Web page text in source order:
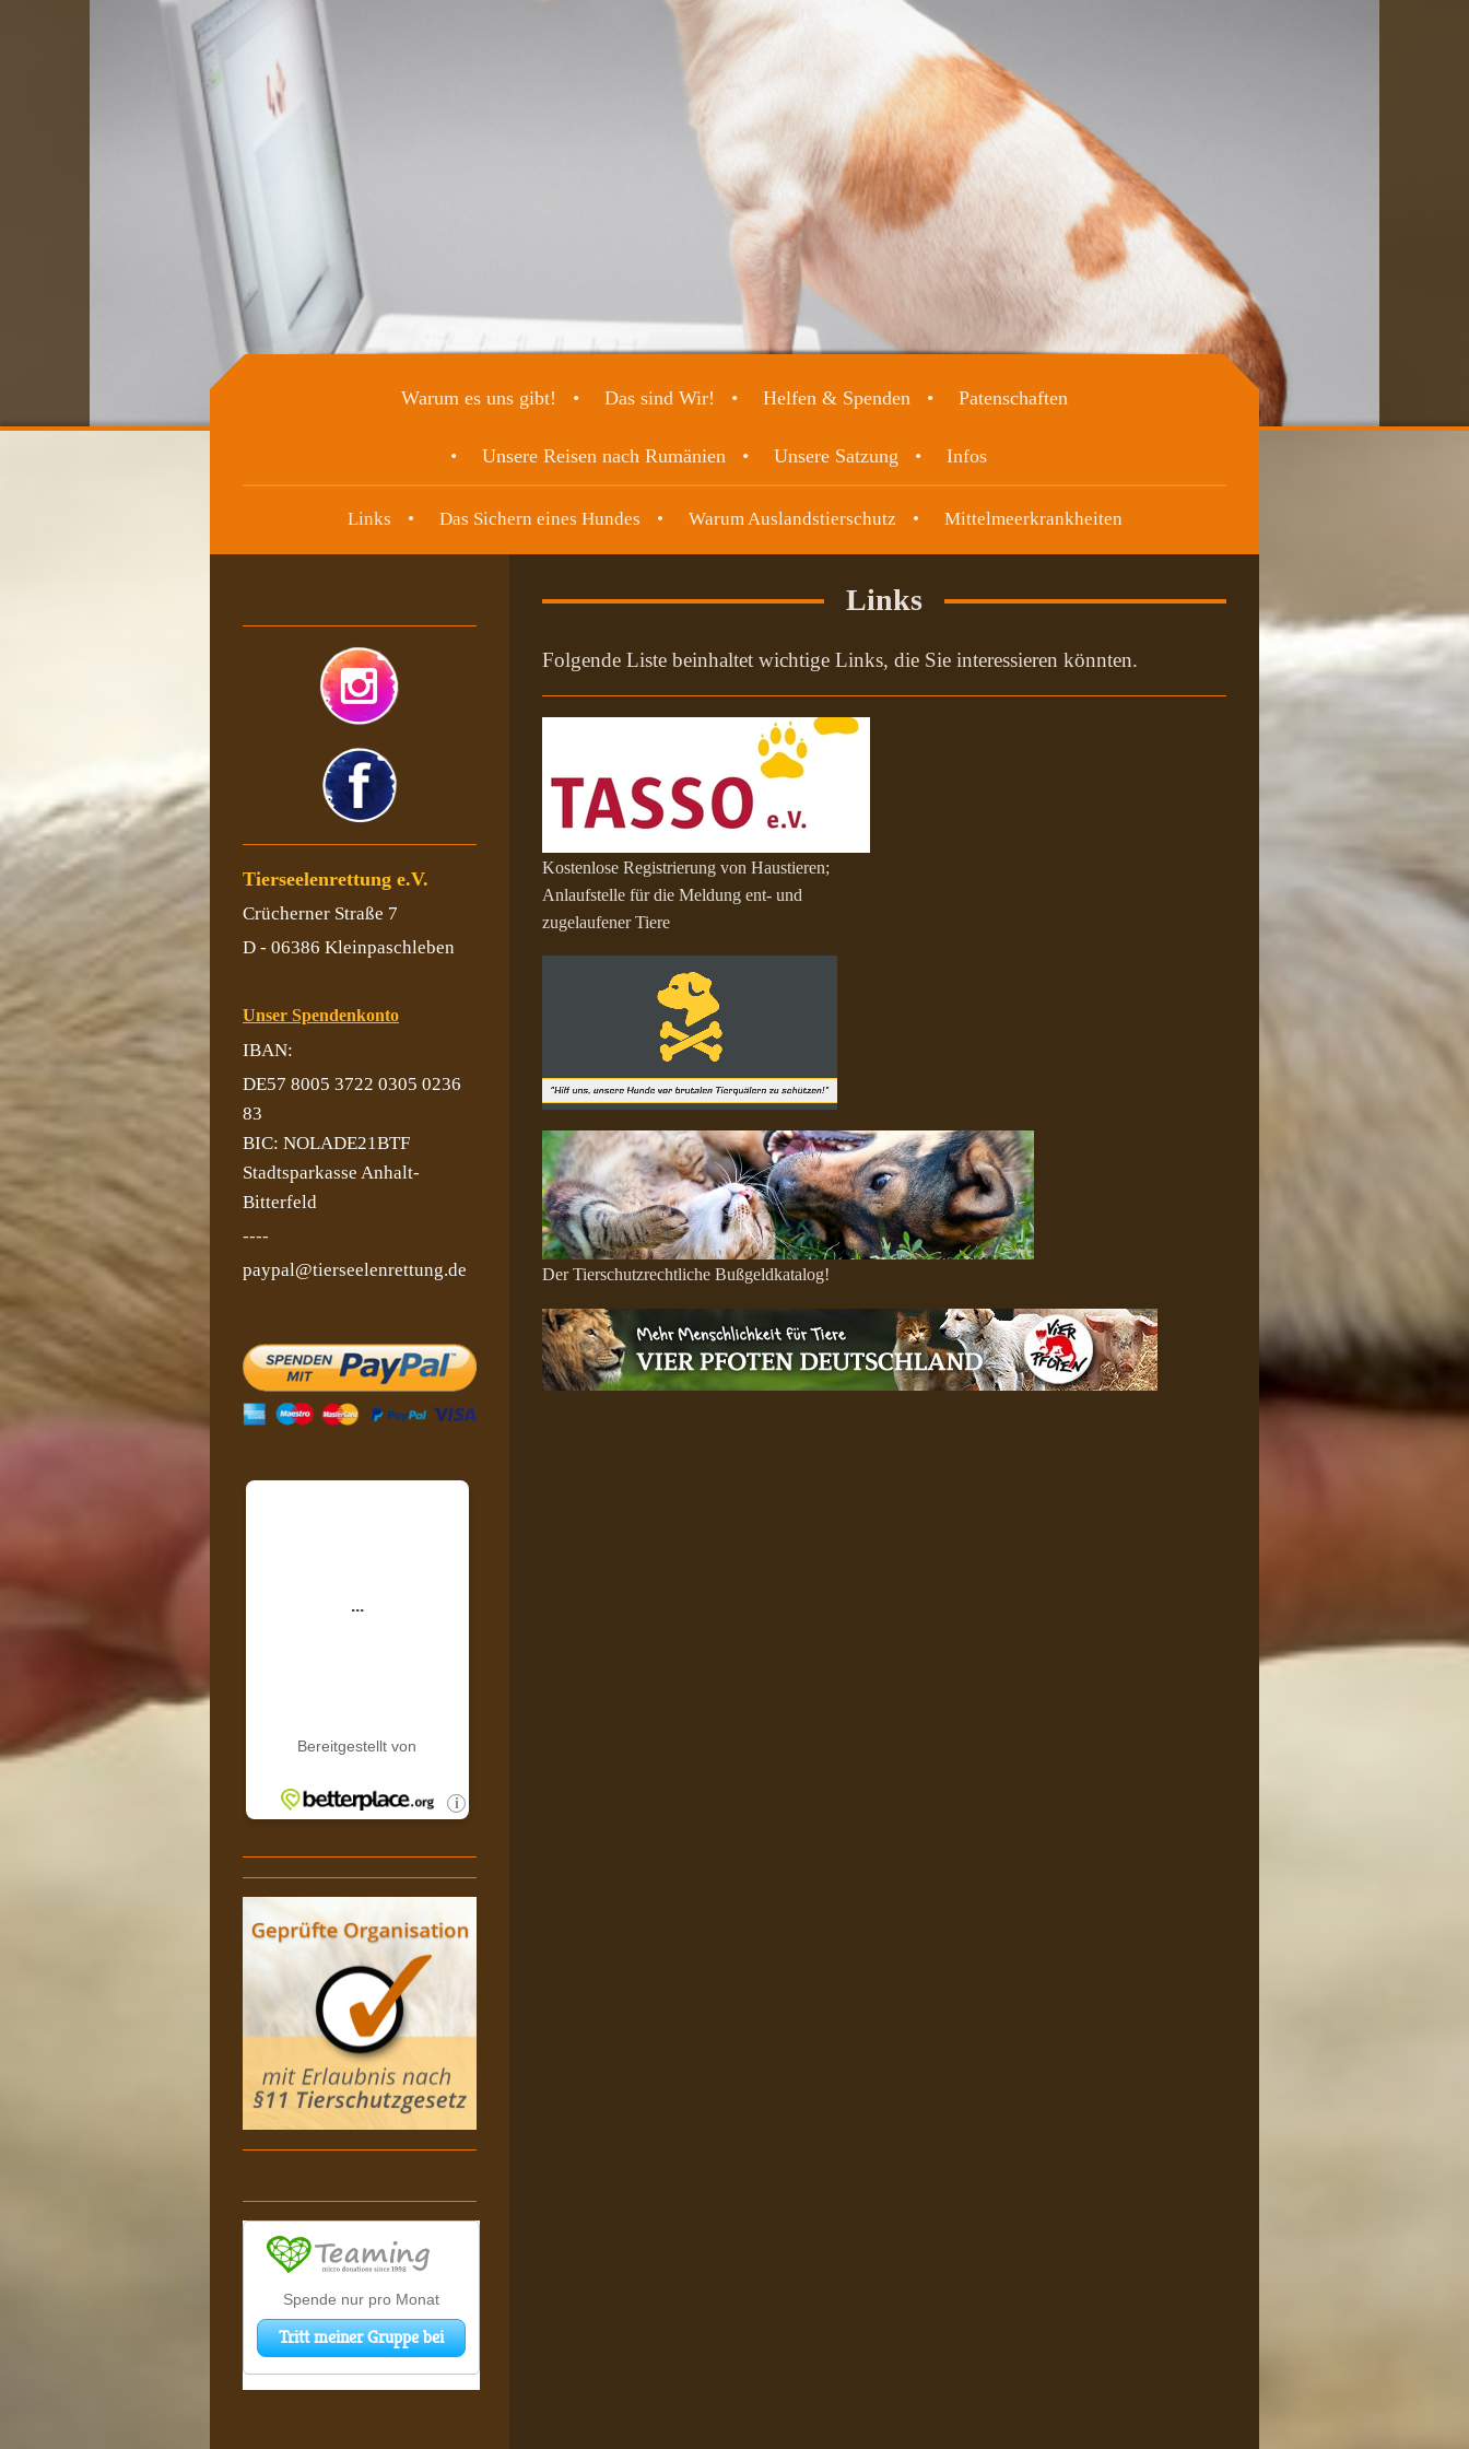
Warum es uns gibt! Das sind Wir! Helfen & Spenden Patenschaften
Unsere Reisen nach Rumänien Unsere Satzung Infos
Links Das Sichern eines Hundes Warum Auslandstierschutz Mittelmeerkrankheiten
Links
Folgende Liste beinhaltet wichtige Links, die Sie interessieren könnten.
Kostenlose Registrierung von Haustieren;
Anlaufstelle für die Meldung ent- und
zugelaufener Tiere
Der Tierschutzrechtliche Bußgeldkatalog!
Tierseelenrettung e.V.
Crücherner Straße 7
D - 06386 Kleinpaschleben
Unser Spendenkonto
IBAN:
DE57 8005 3722 0305 0236
83
BIC: NOLADE21BTF
Stadtsparkasse Anhalt-
Bitterfeld
----
paypal@tierseelenrettung.de